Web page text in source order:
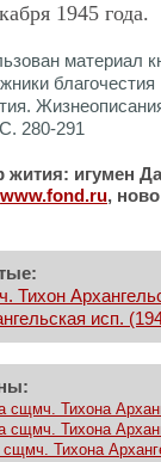
1945 года.
материал
280-291
жития: игумен
www.fond .ru,
Тихон
исп.
сщмч. Тихона
сщмч. Тихона
Тихона